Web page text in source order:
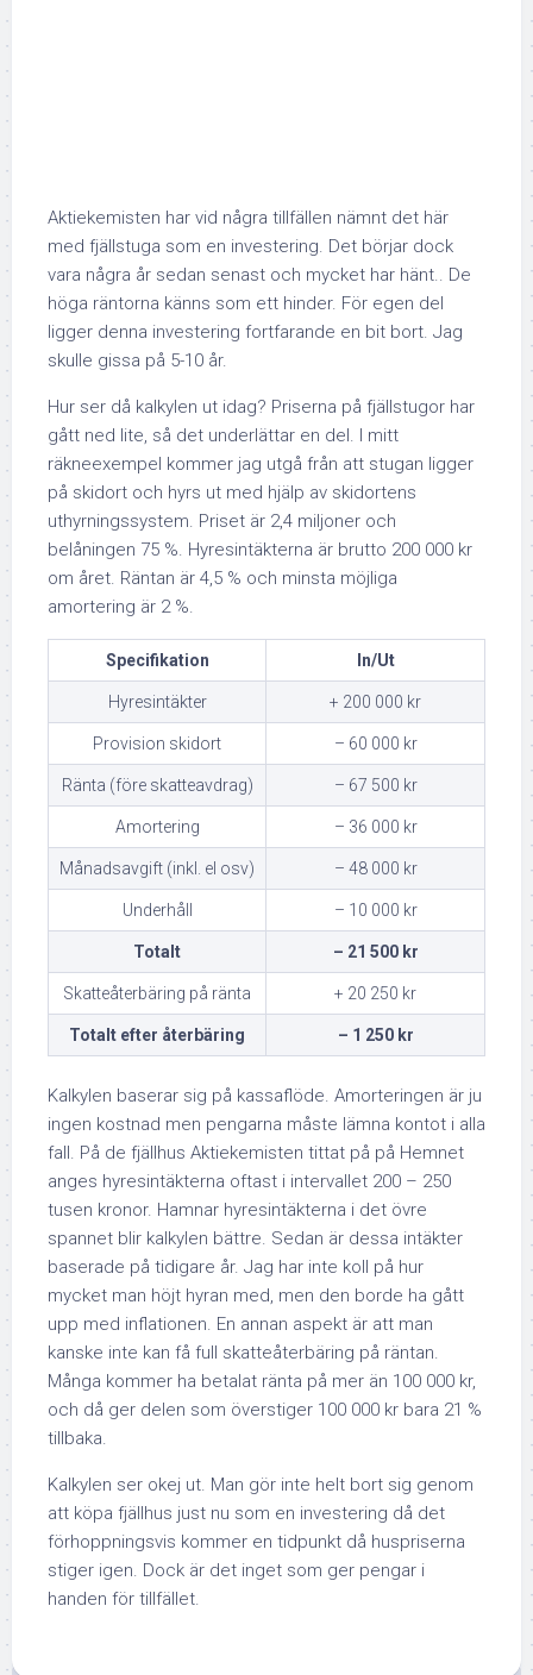
Aktiekemisten har vid några tillfällen nämnt det här
med fjällstuga som en investering. Det börjar dock
vara några år sedan senast och mycket har hänt.. De
höga räntorna känns som ett hinder. För egen del
ligger denna investering fortfarande en bit bort. Jag
skulle gissa på 5-10 år.
Hur ser då kalkylen ut idag? Priserna på fjällstugor har
gått ned lite, så det underlättar en del. I mitt
räkneexempel kommer jag utgå från att stugan ligger
på skidort och hyrs ut med hjälp av skidortens
uthyrningssystem. Priset är 2,4 miljoner och
belåningen 75 %. Hyresintäkterna är brutto 200 000 kr
om året. Räntan är 4,5 % och minsta möjliga
amortering är 2 %.
Specifikation In/Ut
Hyresintäkter + 200 000 kr
Provision skidort – 60 000 kr
Ränta (före skatteavdrag) – 67 500 kr
Amortering – 36 000 kr
Månadsavgift (inkl. el osv) – 48 000 kr
Underhåll – 10 000 kr
Totalt – 21 500 kr
Skatteåterbäring på ränta + 20 250 kr
Totalt efter återbäring – 1 250 kr
Kalkylen baserar sig på kassaflöde. Amorteringen är ju
ingen kostnad men pengarna måste lämna kontot i alla
fall. På de fjällhus Aktiekemisten tittat på på Hemnet
anges hyresintäkterna oftast i intervallet 200 – 250
tusen kronor. Hamnar hyresintäkterna i det övre
spannet blir kalkylen bättre. Sedan är dessa intäkter
baserade på tidigare år. Jag har inte koll på hur
mycket man höjt hyran med, men den borde ha gått
upp med inflationen. En annan aspekt är att man
kanske inte kan få full skatteåterbäring på räntan.
Många kommer ha betalat ränta på mer än 100 000 kr,
och då ger delen som överstiger 100 000 kr bara 21 %
tillbaka.
Kalkylen ser okej ut. Man gör inte helt bort sig genom
att köpa fjällhus just nu som en investering då det
förhoppningsvis kommer en tidpunkt då huspriserna
stiger igen. Dock är det inget som ger pengar i
handen för tillfället.